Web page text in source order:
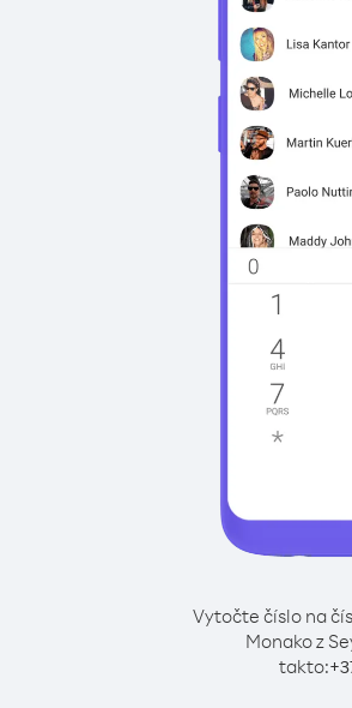
Vytočte číslo na
Monako z
takto:+